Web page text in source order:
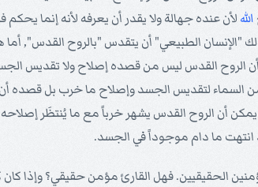
الله لأن عنده جهالة ولا يقدر أن يعرفه لأنه إنما يحكم
"الإنسان الطبيعي" أن يتقدس "بالروح القدس",
الروح القدس ليس من قصده إصلاح ولا تقديس
السماء لتقديس الجسد وإصلاح ما خرب بل قصده أن
أن الروح القدس يشهر خرباً مع ما يُنتظَر إصلاحه
انتهت ما دام موجوداً في الجسد.
الحقيقيين. فهل القارئ مؤمن حقيقي؟ وإذا